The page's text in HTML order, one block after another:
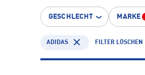
GESCHLECHT MARKE
ADIDAS FILTER LÖSCHEN